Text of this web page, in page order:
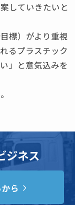
していきたいと
標）がより重視
るプラスチック
」と意気込みを
ジネス
ら